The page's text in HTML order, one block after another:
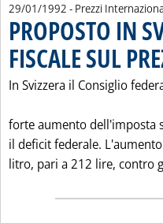
29/01/1992 - Prezzi
PROPOSTO IN
FISCALE SUL
In Svizzera il Consiglio
forte aumento dell'imposta
il deficit federale.
litro, pari a 212 lire, contro